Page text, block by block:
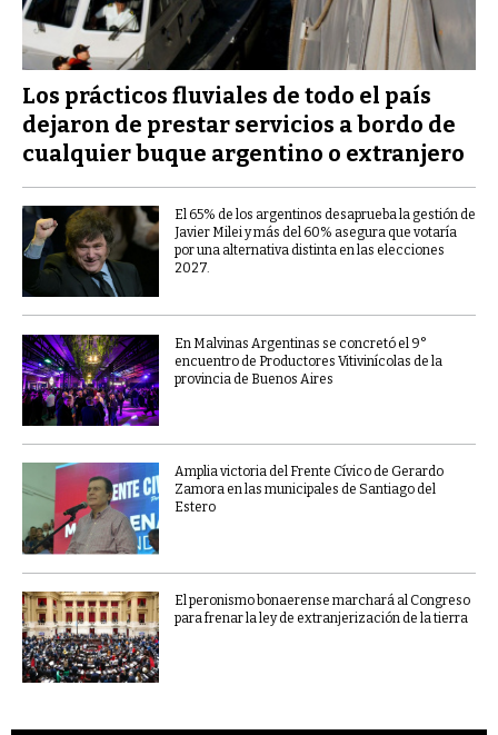
Los prácticos fluviales de todo el país
dejaron de prestar servicios a bordo de
cualquier buque argentino o extranjero
El 65% de los argentinos desaprueba la gestión de
Javier Milei y más del 60% asegura que votaría
por una alternativa distinta en las elecciones
2027.
En Malvinas Argentinas se concretó el 9°
encuentro de Productores Vitivinícolas de la
provincia de Buenos Aires
Amplia victoria del Frente Cívico de Gerardo
Zamora en las municipales de Santiago del
Estero
El peronismo bonaerense marchará al Congreso
para frenar la ley de extranjerización de la tierra